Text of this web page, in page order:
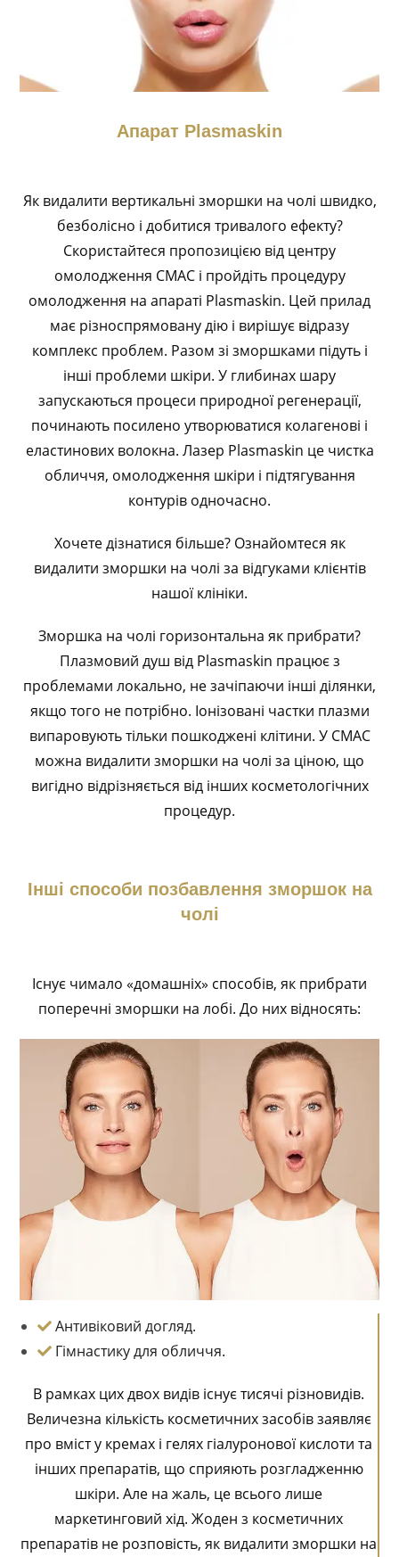
Апарат Plasmaskin
Як видалити вертикальні зморшки на чолі швидко,
безболісно і добитися тривалого ефекту?
Скористайтеся пропозицією від центру
омолодження СМАС і пройдіть процедуру
омолодження на апараті Plasmaskin. Цей прилад
має різноспрямовану дію і вирішує відразу
комплекс проблем. Разом зі зморшками підуть і
інші проблеми шкіри. У глибинах шару
запускаються процеси природної регенерації,
починають посилено утворюватися колагенові і
еластинових волокна. Лазер Plasmaskin це чистка
обличчя, омолодження шкіри і підтягування
контурів одночасно.
Хочете дізнатися більше? Ознайомтеся як
видалити зморшки на чолі за відгуками клієнтів
нашої клініки.
Зморшка на чолі горизонтальна як прибрати?
Плазмовий душ від Plasmaskin працює з
проблемами локально, не зачіпаючи інші ділянки,
якщо того не потрібно. Іонізовані частки плазми
випаровують тільки пошкоджені клітини. У СМАС
можна видалити зморшки на чолі за ціною, що
вигідно відрізняється від інших косметологічних
процедур.
Інші способи позбавлення зморшок на
чолі
Існує чимало «домашніх» способів, як прибрати
поперечні зморшки на лобі. До них відносять:
Антивіковий догляд.
Гімнастику для обличчя.
В рамках цих двох видів існує тисячі різновидів.
Величезна кількість косметичних засобів заявляє
про вміст у кремах і гелях гіалуронової кислоти та
інших препаратів, що сприяють розгладженню
шкіри. Але на жаль, це всього лише
маркетинговий хід. Жоден з косметичних
препаратів не розповість, як видалити зморшки на